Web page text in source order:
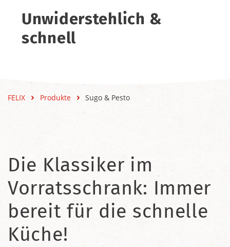
Unwiderstehlich &
schnell
FELIX Produkte Sugo & Pesto
Die Klassiker im
Vorratsschrank: Immer
bereit für die schnelle
Küche!